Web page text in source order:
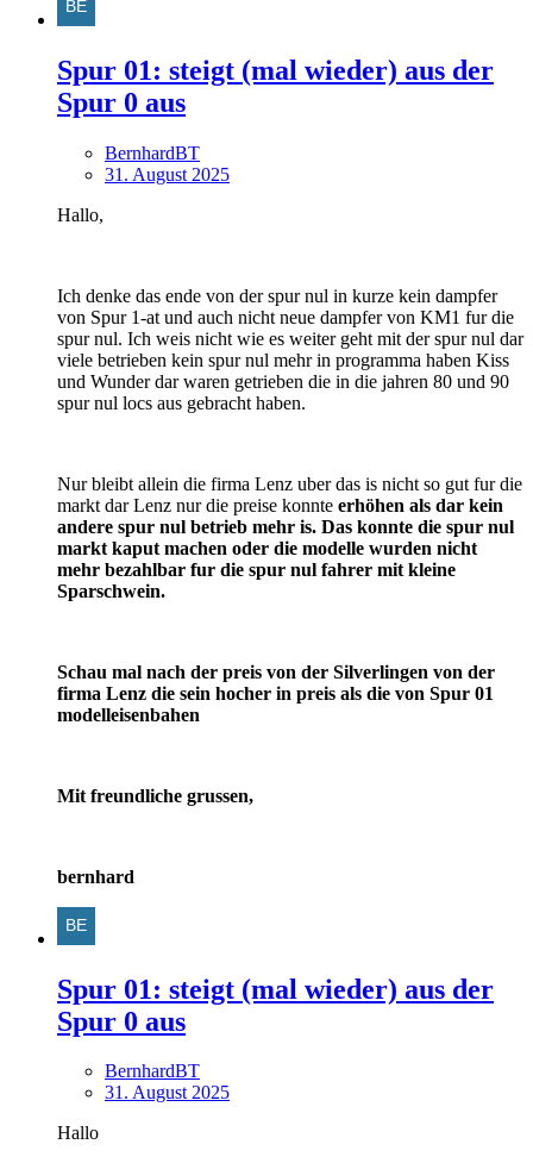
Spur 01: steigt (mal wieder) aus der
Spur 0 aus
BernhardBT
31. August 2025
Hallo,
Ich denke das ende von der spur nul in kurze kein dampfer
von Spur 1-at und auch nicht neue dampfer von KM1 fur die
spur nul. Ich weis nicht wie es weiter geht mit der spur nul dar
viele betrieben kein spur nul mehr in programma haben Kiss
und Wunder dar waren getrieben die in die jahren 80 und 90
spur nul locs aus gebracht haben.
Nur bleibt allein die firma Lenz uber das is nicht so gut fur die
markt dar Lenz nur die preise konnte erhöhen als dar kein
andere spur nul betrieb mehr is. Das konnte die spur nul
markt kaput machen oder die modelle wurden nicht
mehr bezahlbar fur die spur nul fahrer mit kleine
Sparschwein.
Schau mal nach der preis von der Silverlingen von der
firma Lenz die sein hocher in preis als die von Spur 01
modelleisenbahen
Mit freundliche grussen,
bernhard
Spur 01: steigt (mal wieder) aus der
Spur 0 aus
BernhardBT
31. August 2025
Hallo